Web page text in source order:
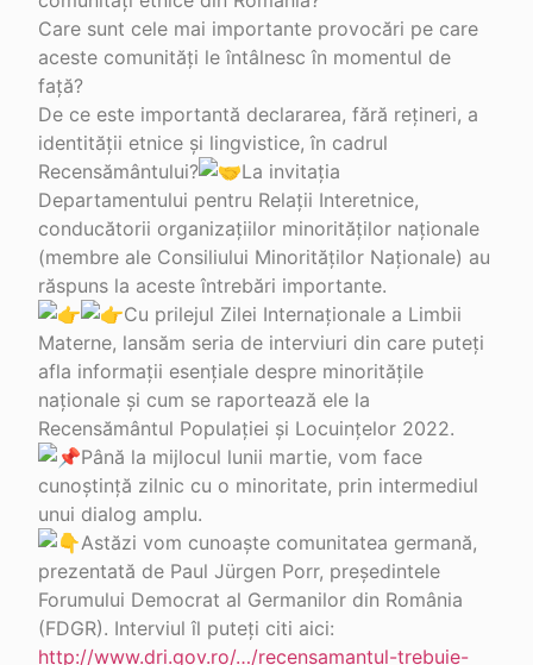
Care sunt cele mai importante provocări pe care
aceste comunități le întâlnesc în momentul de
față?
De ce este importantă declararea, fără rețineri, a
identității etnice și lingvistice, în cadrul
Recensământului?
La invitația
Departamentului pentru Relații Interetnice,
conducătorii organizațiilor minorităților naționale
(membre ale Consiliului Minorităților Naționale) au
răspuns la aceste întrebări importante.
Cu prilejul Zilei Internaționale a Limbii
Materne, lansăm seria de interviuri din care puteți
afla informații esențiale despre minoritățile
naționale și cum se raportează ele la
Recensământul Populației și Locuințelor 2022.
Până la mijlocul lunii martie, vom face
cunoștință zilnic cu o minoritate, prin intermediul
unui dialog amplu.
Astăzi vom cunoaște comunitatea germană,
prezentată de Paul Jürgen Porr, președintele
Forumului Democrat al Germanilor din România
(FDGR). Interviul îl puteți citi aici:
http://www.dri.gov.ro/…/recensamantul-trebuie-